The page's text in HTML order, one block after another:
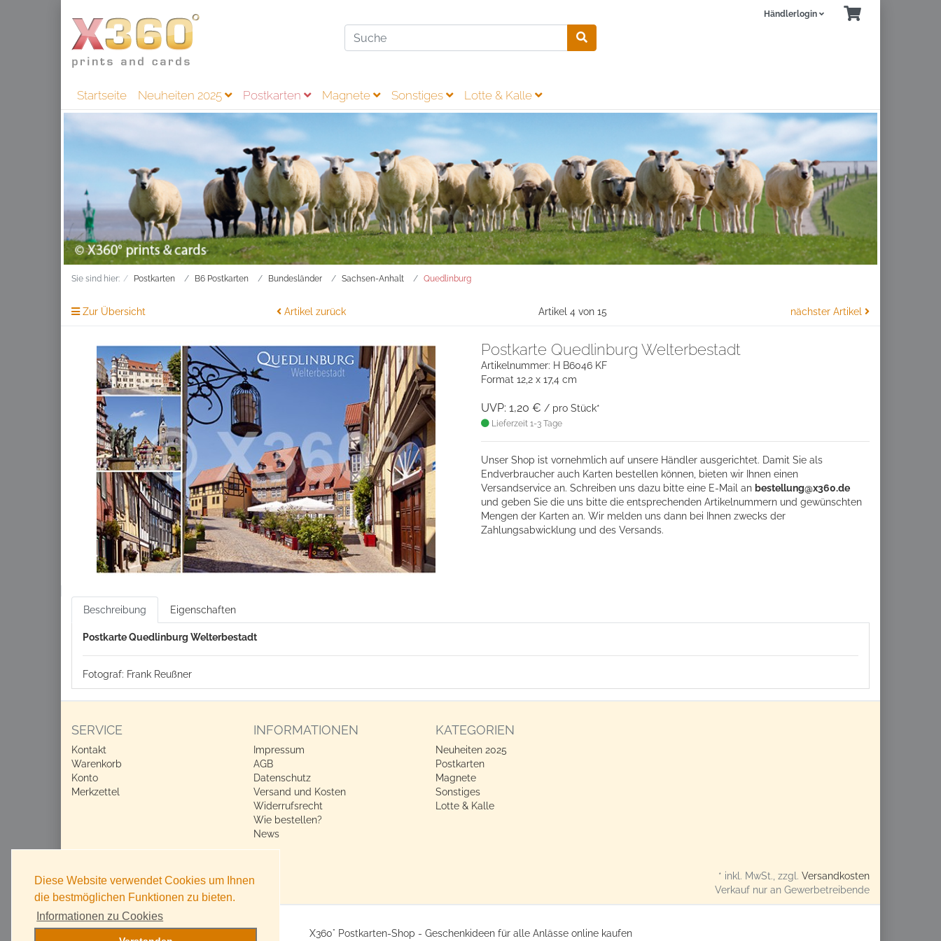
Händlerlogin
Startseite Neuheiten 2025 Postkarten Magnete Sonstiges Lotte & Kalle
Sie sind hier: Postkarten B6 Postkarten Bundesländer Sachsen-Anhalt Quedlinburg
Zur Übersicht Artikel zurück Artikel 4 von 15 nächster Artikel
Postkarte Quedlinburg Welterbestadt
Artikelnummer: H B6046 KF
Format 12,2 x 17,4 cm
UVP: 1,20 € / pro Stück*
Lieferzeit 1-3 Tage
Unser Shop ist vornehmlich auf unsere Händler ausgerichtet. Damit Sie als
Endverbraucher auch Karten bestellen können, bieten wir Ihnen einen
Versandservice an. Schreiben uns dazu bitte eine E-Mail an bestellung@x360.de
und geben Sie die uns bitte die entsprechenden Artikelnummern und gewünschten
Mengen der Karten an. Wir melden uns dann bei Ihnen zwecks der
Zahlungsabwicklung und des Versands.
Beschreibung Eigenschaften
Postkarte Quedlinburg Welterbestadt
Fotograf: Frank Reußner
SERVICE
Kontakt
Warenkorb
Konto
Merkzettel
INFORMATIONEN
Impressum
AGB
Datenschutz
Versand und Kosten
Widerrufsrecht
Wie bestellen?
News
KATEGORIEN
Neuheiten 2025
Postkarten
Magnete
Sonstiges
Lotte & Kalle
* inkl. MwSt., zzgl. Versandkosten
Verkauf nur an Gewerbetreibende
X360° Postkarten-Shop - Geschenkideen für alle Anlässe online kaufen
Diese Website verwendet Cookies um Ihnen
die bestmöglichen Funktionen zu bieten.
Informationen zu Cookies